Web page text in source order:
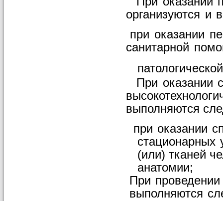
организуются и
при оказании
санитарной
патологической
При оказании
выполняются
при оказании
стационарных
(или) тканей
анатомии;
При проведении
выполняются